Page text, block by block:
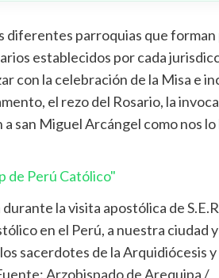
diferentes parroquias que forman
establecidos por cada
con la celebración de la Misa e
el rezo del Rosario, la
a san Miguel Arcángel como nos
de Perú Católico"
la visita apostólica de
en el Perú, a nuestra ciudad
sacerdotes de la Arquidiócesis
Arzobispado de Arequipa /